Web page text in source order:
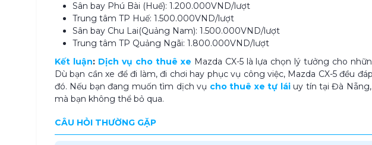
Sân bay Phú Bài (Huế): 1.200.000VND/lượt
Trung tâm TP Huế: 1.500.000VND/lượt
Sân bay Chu Lai(Quảng Nam): 1.500.000VND/lượt
Trung tâm TP Quảng Ngãi: 1.800.000VND/lượt
Kết luận: Dịch vụ cho thuê xe Mazda CX-5 là lựa chọn lý tưởng cho
Dù bạn cần xe để đi làm, đi chơi hay phục vụ công việc, Mazda CX-5đều
đó. Nếu bạn đang muốn tìm dịch vụ cho thuê xe tự láiuy tín tại Đà Nẵng,
mà bạn không thể bỏ qua.
CÂU HỎI THƯỜNG GẶP